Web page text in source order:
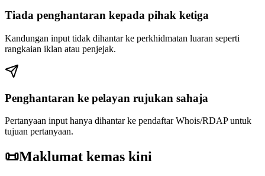
Tiada penghantaran kepada pihak ketiga
Kandungan input tidak dihantar ke perkhidmatan luaran seperti
rangkaian iklan atau penjejak.
Penghantaran ke pelayan rujukan sahaja
Pertanyaan input hanya dihantar ke pendaftar Whois/RDAP untuk
tujuan pertanyaan.
📜Maklumat kemas kini